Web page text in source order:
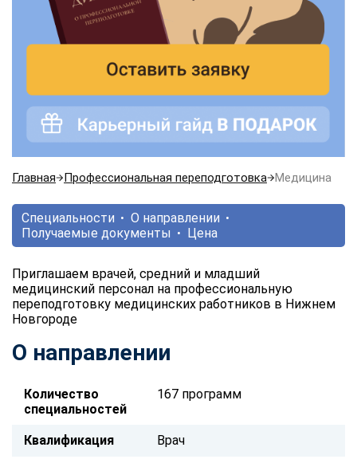
Главная Профессиональная переподготовка Медицина
Специальности
О направлении
Получаемые документы
Цена
Приглашаем врачей, средний и младший
медицинский персонал на профессиональную
переподготовку медицинских работников в Нижнем
Новгороде
О направлении
Количество
специальностей
167 программ
Квалификация Врач